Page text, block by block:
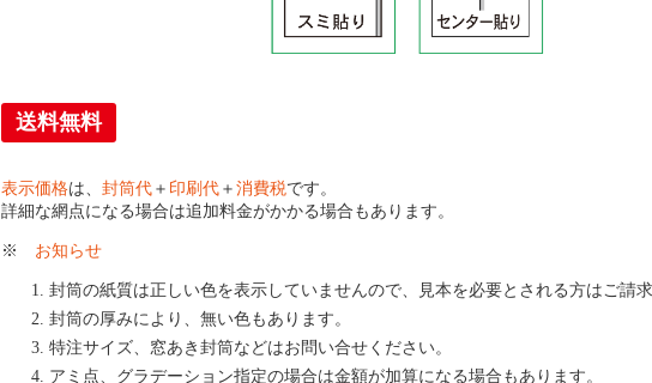
送料無料
表示価格は、 封筒代 ＋ 印刷代 ＋ 消費税です。
詳細な網点になる場合は追加料金がかかる場合もあります。
※ お知らせ
封筒の紙質は正しい色を表示していませんので、見本を必要とされる方はご請求
封筒の厚みにより、無い色もあります。
特注サイズ、窓あき封筒などはお問い合せください。
アミ点、グラデーション指定の場合は金額が加算になる場合もあります。